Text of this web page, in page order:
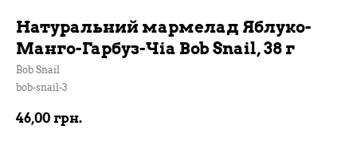
Натуральний мармелад Яблуко-
Манго-Гарбуз-Чіа Bob Snail, 38 г
Bob Snail
bob-snail-3
46,00 грн.